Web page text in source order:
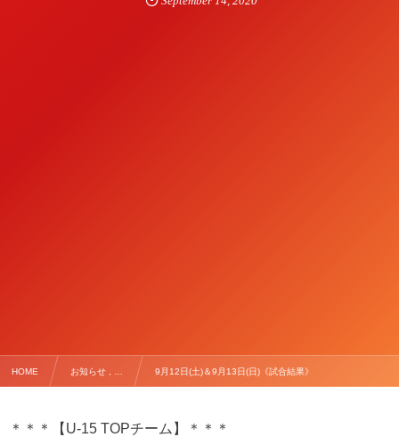
HOME お知らせ , … 9月12日(土)＆9月13日(日)《試合結果》
＊＊＊【U-15 TOPチーム】＊＊＊